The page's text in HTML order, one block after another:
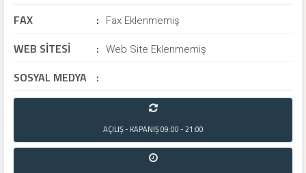
FAX : Fax Eklenmemiş
WEB SİTESİ : Web Site Eklenmemiş
SOSYAL MEDYA :
AÇILIŞ - KAPANIŞ09:00 - 21:00